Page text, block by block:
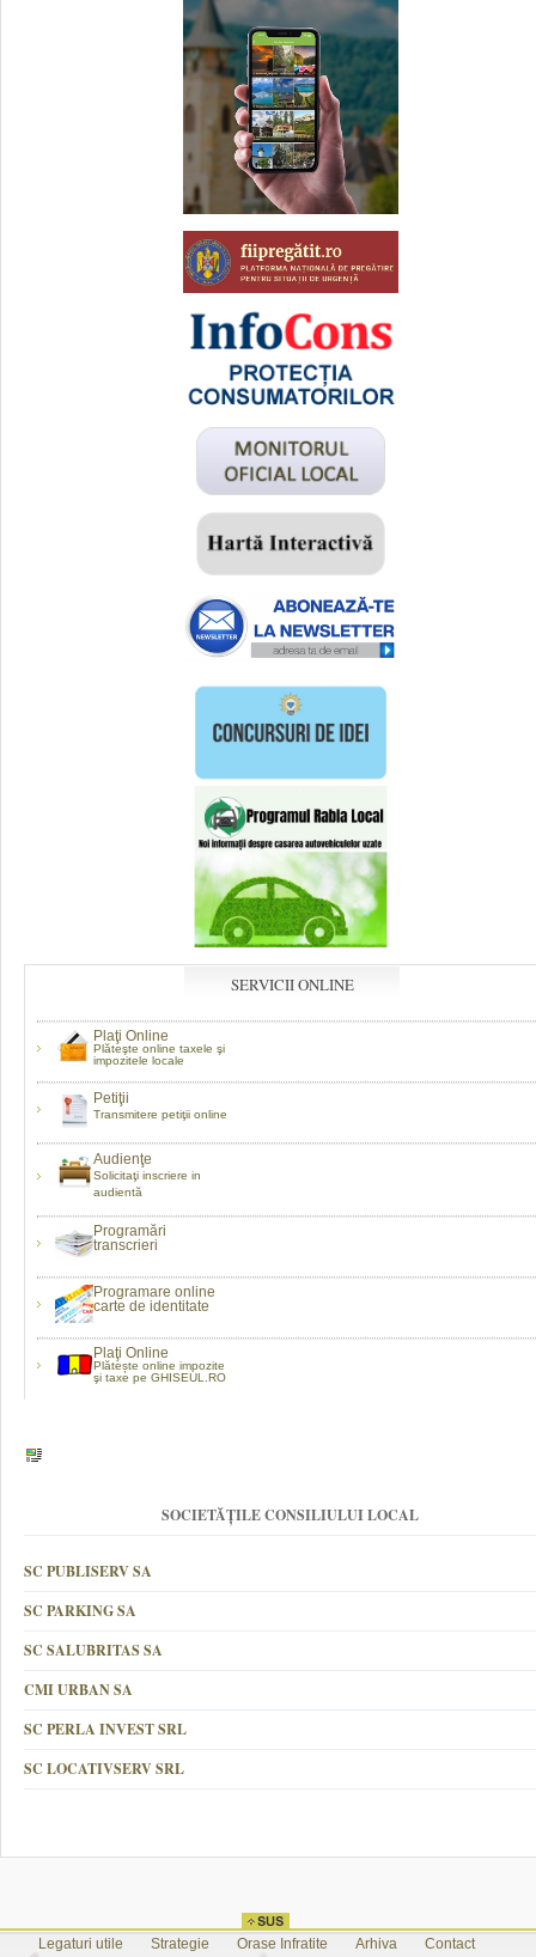
SERVICII ONLINE
Plaţi Online
Plăteşte online taxele şi
impozitele locale
Petiţii
Transmitere petiţii online
Audienţe
Solicitaţi inscriere in
audientă
Programări
transcrieri
Programare online
carte de identitate
Plaţi Online
Plătește online impozite
şi taxe pe GHISEUL.RO
SOCIETĂȚILE CONSILIULUI LOCAL
SC PUBLISERV SA
SC PARKING SA
SC SALUBRITAS SA
CMI URBAN SA
SC PERLA INVEST SRL
SC LOCATIVSERV SRL
Legaturi utile Strategie Orase Infratite Arhiva Contact